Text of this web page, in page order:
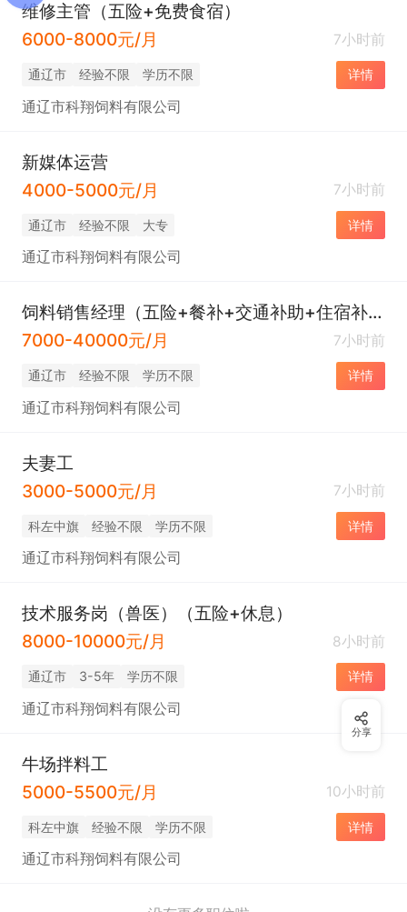
维修主管（五险+免费食宿）
6000-8000元/月
7小时前
通辽市 经验不限 学历不限 详情
通辽市科翔饲料有限公司
新媒体运营
4000-5000元/月
7小时前
通辽市 经验不限 大专 详情
通辽市科翔饲料有限公司
饲料销售经理（五险+餐补+交通补助+住宿补助）
7000-40000元/月
7小时前
通辽市 经验不限 学历不限 详情
通辽市科翔饲料有限公司
夫妻工
3000-5000元/月
7小时前
科左中旗 经验不限 学历不限 详情
通辽市科翔饲料有限公司
技术服务岗（兽医）（五险+休息）
8000-10000元/月
8小时前
通辽市 3-5年 学历不限 详情
通辽市科翔饲料有限公司
牛场拌料工
5000-5500元/月
10小时前
科左中旗 经验不限 学历不限 详情
通辽市科翔饲料有限公司
分享